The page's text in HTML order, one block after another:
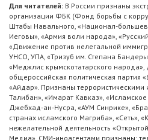
Для читателей: В России признаны
организации ФБК (Фонд борьбы с
Штабы Навального, «Национал-
Иеговы», «Армия воли народа»,
«Движение против нелегальной
УНСО, УПА, «Тризуб им. Степана
«Меджлис крымскотатарского народа»,
общероссийская политическая партия
«Айдар». Признаны
Талибан», «Имарат Кавказ», «Исламское
Джебхад-ан-Нусра, «АУМ Синрике»,
странах исламского Магриба», «Сеть»,
нежелательной деятельность
Медиа». СМИ-иноагентами признаны: